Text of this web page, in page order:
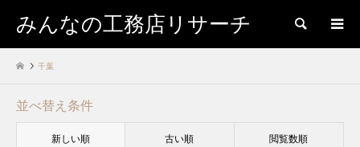
みんなの工務店リサーチ 検索
千葉
並べ替え条件
新しい順 古い順 閲覧数順